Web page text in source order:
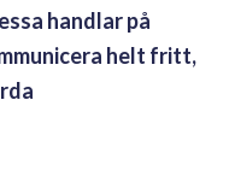
handlar på
helt fritt,